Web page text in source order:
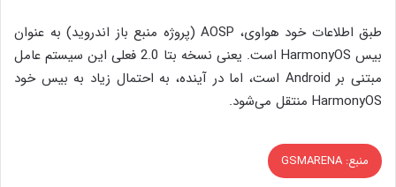
طبق اطلاعات خود هواوی، AOSP (پروژه منبع باز اندروید) به عنوان
بیس HarmonyOS است. یعنی نسخه بتا 2.0 فعلی این سیستم عامل
مبتنی بر Android است، اما در آینده، به احتمال زیاد به بیس خود
HarmonyOS منتقل می‌شود.
منبع: GSMARENA